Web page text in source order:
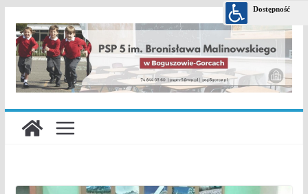
treści